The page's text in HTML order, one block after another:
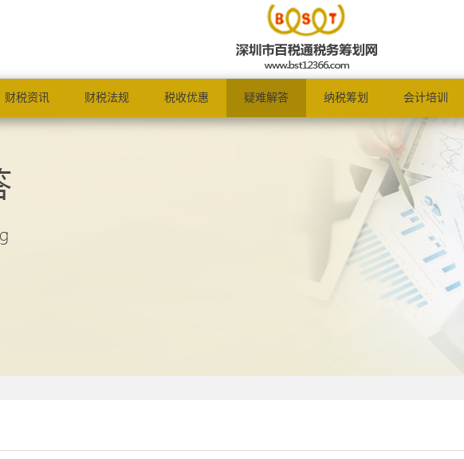
财税资讯 财税法规 税收优惠 疑难解答 纳税筹划 会计培训